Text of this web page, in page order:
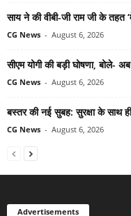
साय ने की वीबी-जी राम जी के तहत
CG News - August 6, 2026
सीएम योगी की बड़ी घोषणा, बोले-
CG News - August 6, 2026
बस्तर की नई सुबह: सुरक्षा के साथ
CG News - August 6, 2026
Advertisements